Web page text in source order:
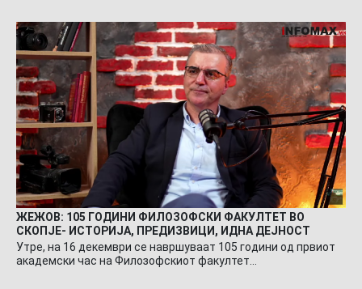
ЖЕЖОВ: 105 ГОДИНИ ФИЛОЗОФСКИ ФАКУЛТЕТ ВО
СКОПЈЕ- ИСТОРИЈА, ПРЕДИЗВИЦИ, ИДНА ДЕЈНОСТ
Утре, на 16 декември се навршуваат 105 години од првиот
академски час на Филозофскиот факултет…